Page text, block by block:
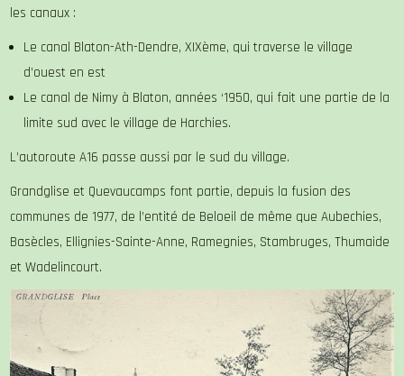
les canaux :
Le canal Blaton-Ath-Dendre, XIXème, qui traverse le village
d’ouest en est
Le canal de Nimy à Blaton, années ‘1950, qui fait une partie de la
limite sud avec le village de Harchies.
L’autoroute A16 passe aussi par le sud du village.
Grandglise et Quevaucamps font partie, depuis la fusion des
communes de 1977, de l’entité de Beloeil de même que Aubechies,
Basècles, Ellignies-Sainte-Anne, Ramegnies, Stambruges, Thumaide
et Wadelincourt.